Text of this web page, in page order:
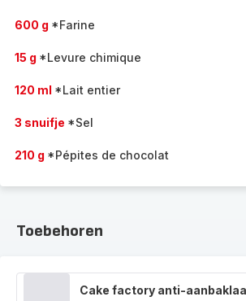
600 g *Farine
15 g *Levure chimique
120 ml *Lait entier
3 snuifje *Sel
210 g *Pépites de chocolat
Toebehoren
Cake factory anti-